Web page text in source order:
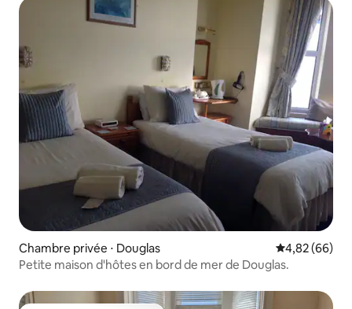
Chambre privée ⋅ Douglas Évaluation
4,82 (66)
Petite maison d'hôtes en bord de mer de Douglas.